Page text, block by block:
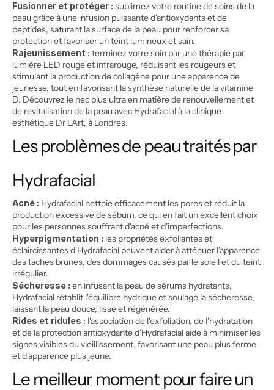
Fusionner et protéger : sublimez votre routine de soins de la
peau grâce à une infusion puissante d'antioxydants et de
peptides, saturant la surface de la peau pour renforcer sa
protection et favoriser un teint lumineux et sain.
Rajeunissement : terminez votre soin par une thérapie par
lumière LED rouge et infrarouge, réduisant les rougeurs et
stimulant la production de collagène pour une apparence de
jeunesse, tout en favorisant la synthèse naturelle de la vitamine
D. Découvrez le nec plus ultra en matière de renouvellement et
de revitalisation de la peau avec Hydrafacial à la clinique
esthétique Dr L'Art, à Londres.
Les problèmes de peau traités par
Hydrafacial
Acné : Hydrafacial nettoie efficacement les pores et réduit la
production excessive de sébum, ce qui en fait un excellent choix
pour les personnes souffrant d'acné et d'imperfections.
Hyperpigmentation : les propriétés exfoliantes et
éclaircissantes d'Hydrafacial peuvent aider à atténuer l'apparence
des taches brunes, des dommages causés par le soleil et du teint
irrégulier.
Sécheresse : en infusant la peau de sérums hydratants,
Hydrafacial rétablit l'équilibre hydrique et soulage la sécheresse,
laissant la peau douce, lisse et régénérée.
Rides et ridules : l'association de l'exfoliation, de l'hydratation
et de la protection antioxydante d'Hydrafacial aide à minimiser les
signes visibles du vieillissement, favorisant une peau plus ferme
et d'apparence plus jeune.
Le meilleur moment pour faire un